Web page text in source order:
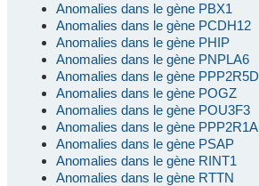
Anomalies dans le gène PBX1
Anomalies dans le gène PCDH12
Anomalies dans le gène PHIP
Anomalies dans le gène PNPLA6
Anomalies dans le gène PPP2R5D
Anomalies dans le gène POGZ
Anomalies dans le gène POU3F3
Anomalies dans le gène PPP2R1A
Anomalies dans le gène PSAP
Anomalies dans le gène RINT1
Anomalies dans le gène RTTN